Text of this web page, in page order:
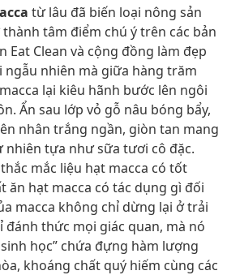
từ lâu đã biến loại nông sản
tâm điểm chú ý trên các bản
Eat Clean và cộng đồng làm đẹp
ngẫu nhiên mà giữa hàng trăm
lại kiêu hãnh bước lên ngôi
Ẩn sau lớp vỏ gỗ nâu bóng bẩy,
nhân trắng ngần, giòn tan mang
nhiên tựa như sữa tươi cô đặc.
mắc liệu hạt macca có tốt
ăn hạt macca có tác dụng gì đối
macca không chỉ dừng lại ở trải
đánh thức mọi giác quan, mà nó
học” chứa đựng hàm lượng
khoáng chất quý hiếm cùng các